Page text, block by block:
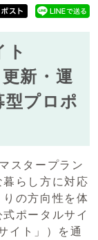
ト
新・運
型プロポ
スタープラン
らし方に対応
の方向性を体
ポータルサイ
イト」）を通